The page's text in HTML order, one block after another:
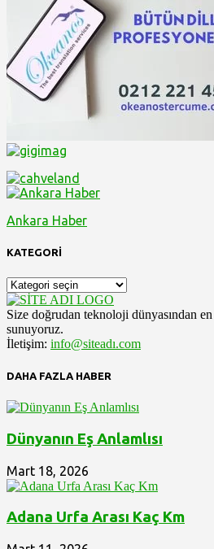
Ankara Haber
KATEGORİ
KATEGORİ
Size doğrudan teknoloji dünyasından
sunuyoruz.
İletişim: info@siteadı.com
DAHA FAZLA HABER
Dünyanın Eş Anlamlısı
Mart 18, 2026
Adana Urfa Arası Kaç Km